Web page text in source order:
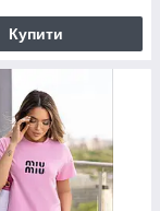
Купити